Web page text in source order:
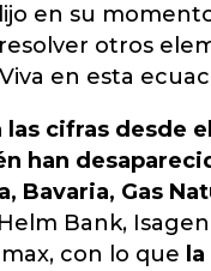
en su
otros
en esta
las cifras desde
han
Bavaria, Gas
Bank,
con lo que